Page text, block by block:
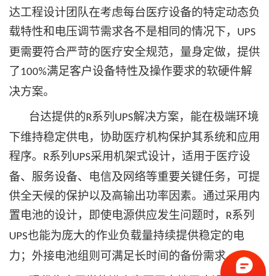
达工程设计团队在考虑每台医疗设备的特定动态负
载特性和电压调节需求各不是相同的情况下，
UPS
更需要符合严苛的医疗安全规范，量身定做，提供
了100%满足客户设备特性及操作要求的软硬件解
决方案。
台达提供的R系列 UPS解决方案，能在极端环境
下维持稳定供电，协助医疗机构保护其系统和应用
程序。
R系列 UPS采用机架式设计，适用于医疗设
备、服务设备、电信及网络等重要关键任务，可提
供全天候的保护以及高输出功率因素。通过采用内
置电池的设计，即使电源供应发生问题时，
R系列
UPS也能为庞大的作业负载量持续提供稳定的电
力；外接电池组则可满足长时间的备份需求。